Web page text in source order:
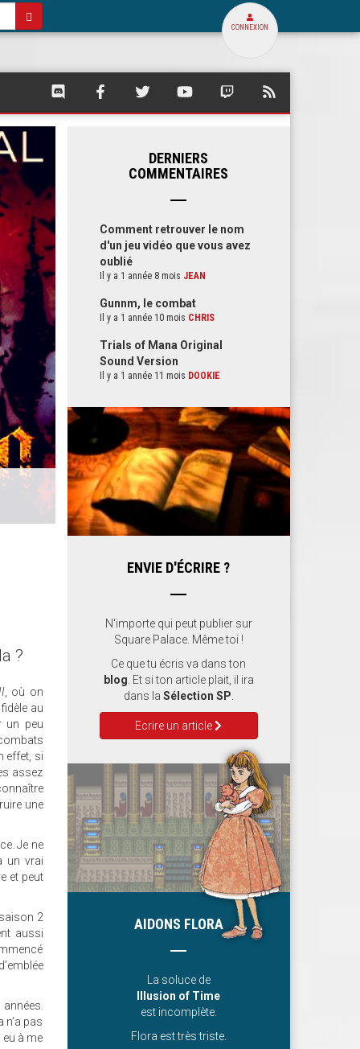
CONNEXION
SQUARE
SQUARE SQUARE SQUARE SQUARE
?
, où on
au
un peu
effet, si
assez
une
Je ne
un vrai
et peut
2
aussi
pas
à me
DERNIERS
COMMENTAIRES
Comment retrouver le nom
d'un jeu vidéo que vous avez
oublié
Il y a 1 année 8 mois JEAN
Gunnm, le combat
Il y a 1 année 10 mois CHRIS
Trials of Mana Original
Sound Version
Il y a 1 année 11 mois DOOKIE
ENVIE D'ÉCRIRE ?
N'importe qui peut publier sur
Square Palace. Même toi !
Ce que tu écris va dans ton
blog . Et si ton article plait, il ira
dans la Sélection SP
Ecrire un article
AIDONS FLORA
La soluce de
Illusion of Time
est incomplète.
Flora est très triste.